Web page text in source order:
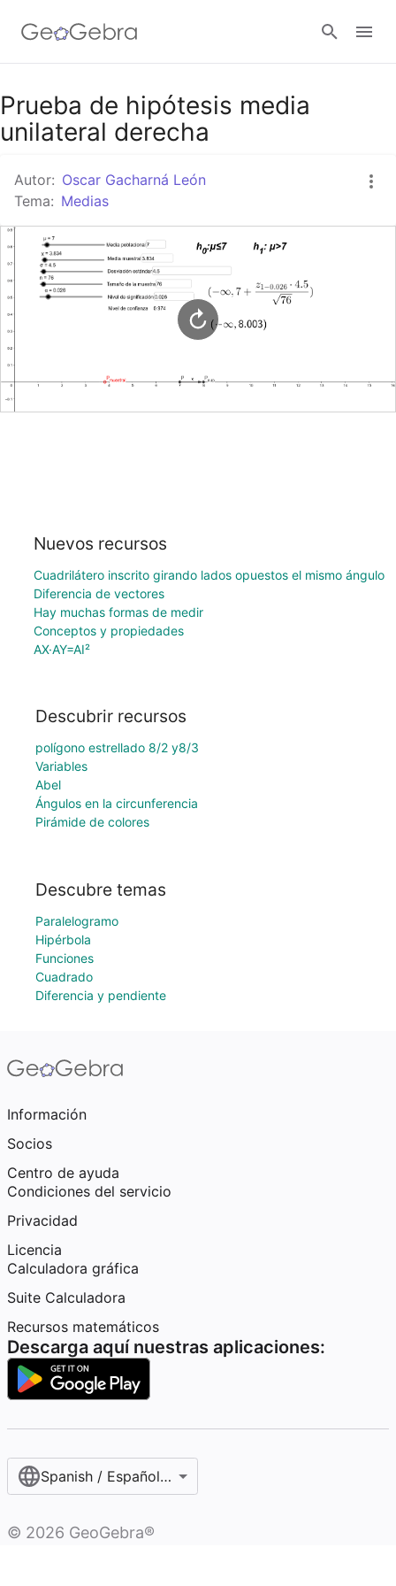
Google Classroom
Abrir sesión
Prueba de hipótesis media
unilateral derecha
Autor: Oscar Gacharná León
Tema: Medias
Nuevos recursos
Cuadrilátero inscrito girando lados opuestos el mismo ángulo
Diferencia de vectores
Hay muchas formas de medir
Conceptos y propiedades
AX·AY=AI²
Descubrir recursos
polígono estrellado 8/2 y8/3
Variables
Abel
Ángulos en la circunferencia
Pirámide de colores
Descubre temas
Paralelogramo
Hipérbola
Funciones
Cuadrado
Diferencia y pendiente
Información
Socios
Centro de ayuda
Condiciones del servicio
Privacidad
Licencia
Calculadora gráfica
Suite Calculadora
Recursos matemáticos
Descarga aquí nuestras aplicaciones:
Spanish / Español (internacional)
© 2026 GeoGebra®